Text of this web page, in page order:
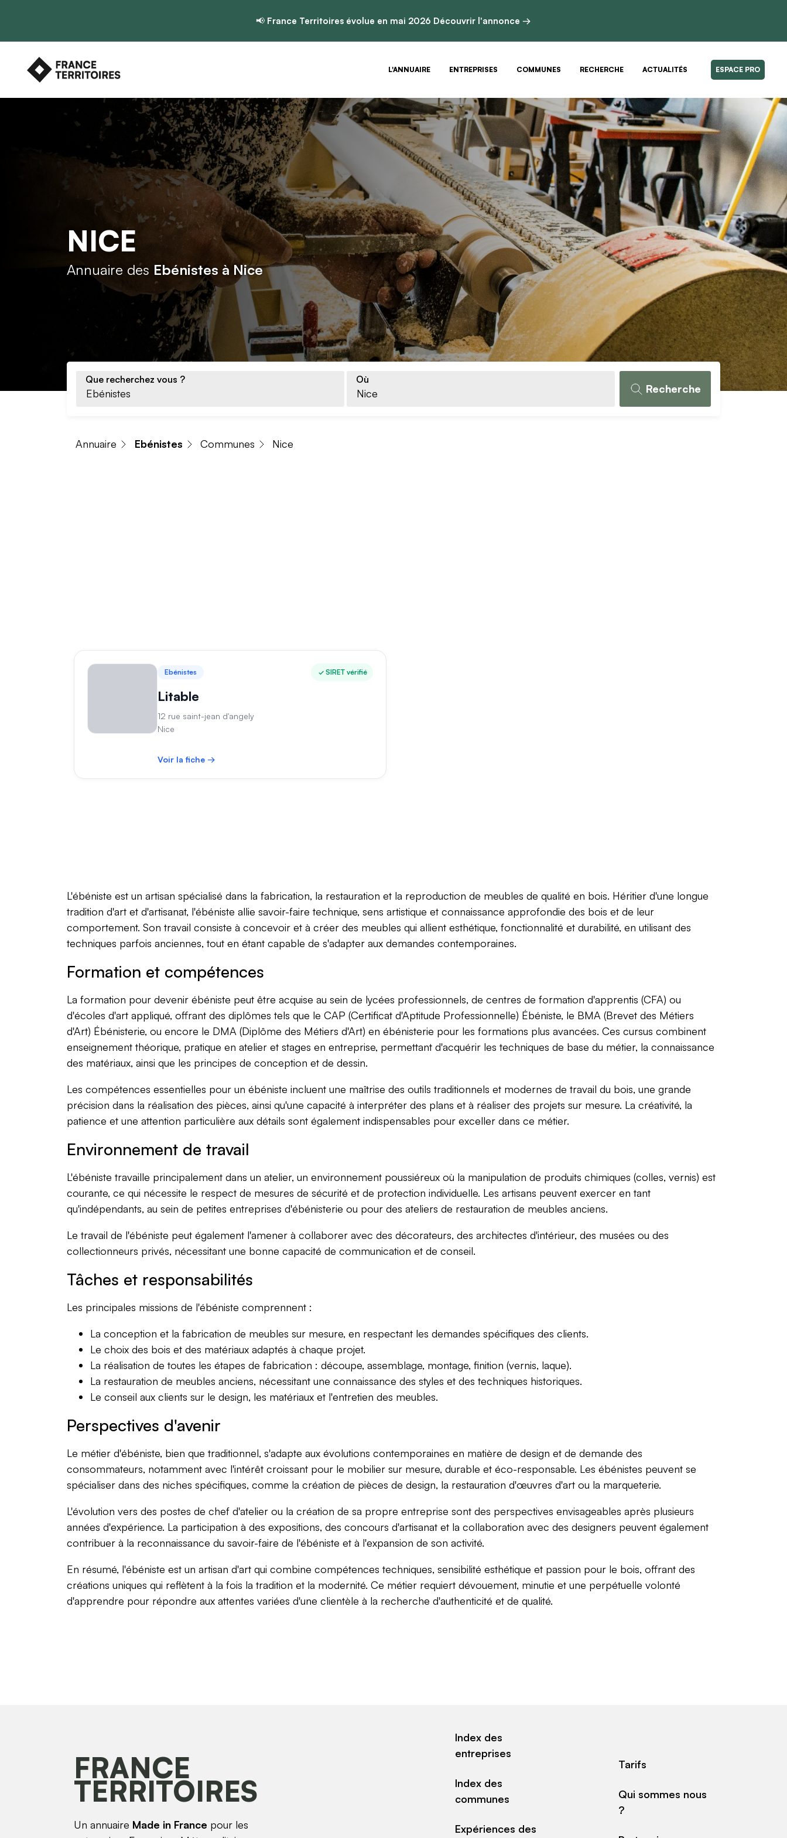
📢 France Territoires évolue en mai 2026 Découvrir l'annonce →
L'ANNUAIRE ENTREPRISES COMMUNES RECHERCHE ACTUALITÉS ESPACE PRO
NICE
Annuaire des Ebénistes à Nice
Que recherchez vous ? Où
Recherche
Annuaire Ebénistes Communes Nice
Ebénistes SIRET vérifié
Litable
12 rue saint-jean d'angely
Nice
Voir la fiche →
L'ébéniste est un artisan spécialisé dans la fabrication, la restauration et la reproduction de meubles de qualité en bois. Héritier d'une longue
tradition d'art et d'artisanat, l'ébéniste allie savoir-faire technique, sens artistique et connaissance approfondie des bois et de leur
comportement. Son travail consiste à concevoir et à créer des meubles qui allient esthétique, fonctionnalité et durabilité, en utilisant des
techniques parfois anciennes, tout en étant capable de s'adapter aux demandes contemporaines.
Formation et compétences
La formation pour devenir ébéniste peut être acquise au sein de lycées professionnels, de centres de formation d'apprentis (CFA) ou
d'écoles d'art appliqué, offrant des diplômes tels que le CAP (Certificat d'Aptitude Professionnelle) Ébéniste, le BMA (Brevet des Métiers
d'Art) Ébénisterie, ou encore le DMA (Diplôme des Métiers d'Art) en ébénisterie pour les formations plus avancées. Ces cursus combinent
enseignement théorique, pratique en atelier et stages en entreprise, permettant d'acquérir les techniques de base du métier, la connaissance
des matériaux, ainsi que les principes de conception et de dessin.
Les compétences essentielles pour un ébéniste incluent une maîtrise des outils traditionnels et modernes de travail du bois, une grande
précision dans la réalisation des pièces, ainsi qu'une capacité à interpréter des plans et à réaliser des projets sur mesure. La créativité, la
patience et une attention particulière aux détails sont également indispensables pour exceller dans ce métier.
Environnement de travail
L'ébéniste travaille principalement dans un atelier, un environnement poussiéreux où la manipulation de produits chimiques (colles, vernis) est
courante, ce qui nécessite le respect de mesures de sécurité et de protection individuelle. Les artisans peuvent exercer en tant
qu'indépendants, au sein de petites entreprises d'ébénisterie ou pour des ateliers de restauration de meubles anciens.
Le travail de l'ébéniste peut également l'amener à collaborer avec des décorateurs, des architectes d'intérieur, des musées ou des
collectionneurs privés, nécessitant une bonne capacité de communication et de conseil.
Tâches et responsabilités
Les principales missions de l'ébéniste comprennent :
La conception et la fabrication de meubles sur mesure, en respectant les demandes spécifiques des clients.
Le choix des bois et des matériaux adaptés à chaque projet.
La réalisation de toutes les étapes de fabrication : découpe, assemblage, montage, finition (vernis, laque).
La restauration de meubles anciens, nécessitant une connaissance des styles et des techniques historiques.
Le conseil aux clients sur le design, les matériaux et l'entretien des meubles.
Perspectives d'avenir
Le métier d'ébéniste, bien que traditionnel, s'adapte aux évolutions contemporaines en matière de design et de demande des
consommateurs, notamment avec l'intérêt croissant pour le mobilier sur mesure, durable et éco-responsable. Les ébénistes peuvent se
spécialiser dans des niches spécifiques, comme la création de pièces de design, la restauration d'œuvres d'art ou la marqueterie.
L'évolution vers des postes de chef d'atelier ou la création de sa propre entreprise sont des perspectives envisageables après plusieurs
années d'expérience. La participation à des expositions, des concours d'artisanat et la collaboration avec des designers peuvent également
contribuer à la reconnaissance du savoir-faire de l'ébéniste et à l'expansion de son activité.
En résumé, l'ébéniste est un artisan d'art qui combine compétences techniques, sensibilité esthétique et passion pour le bois, offrant des
créations uniques qui reflètent à la fois la tradition et la modernité. Ce métier requiert dévouement, minutie et une perpétuelle volonté
d'apprendre pour répondre aux attentes variées d'une clientèle à la recherche d'authenticité et de qualité.
FRANCE
TERRITOIRES
Un annuaire Made in France pour les
Index des
entreprises
Index des
communes
Expériences des
Tarifs
Qui sommes nous
?